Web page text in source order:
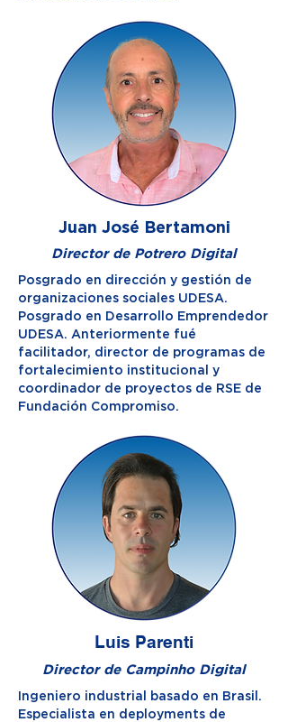
Juan José Bertamoni
Director de Potrero Digital
Posgrado en dirección y gestión de
organizaciones sociales UDESA.
Posgrado en Desarrollo Emprendedor
UDESA. Anteriormente fué
facilitador, director de programas de
fortalecimiento institucional y
coordinador de proyectos de RSE de
Fundación Compromiso.
Luis Parenti
Director de Campinho Digital
Ingeniero industrial basado en Brasil.
Especialista en deployments de